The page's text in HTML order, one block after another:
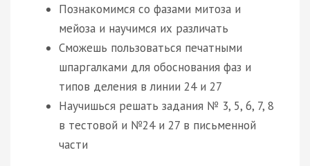
Познакомимся со фазами митоза и
мейоза и научимся их различать
Сможешь пользоваться печатными
шпаргалками для обоснования фаз и
типов деления в линии 24 и 27
Научишься решать задания № 3, 5, 6, 7, 8
в тестовой и №24 и 27 в письменной
части